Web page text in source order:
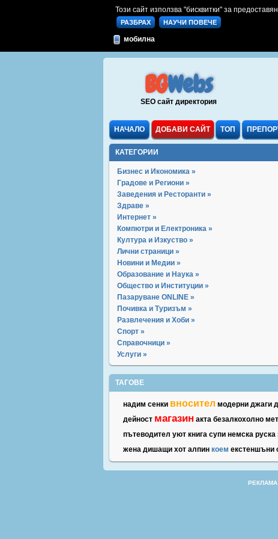
Този сайт използва "бисквитки" за
РАЗБРАХ НАУЧИ ПОВЕЧЕ
мобилна
BGWebs
SEO сайт директория
НАЧАЛО ДОБАВИ САЙТ ТОП
КАТЕГОРИИ
Бизнес и Икономика »
Градове и Региони »
Заведения и Ресторанти »
Здраве »
Интернет »
Компютри и Електроника »
Култура и Изкуство »
Лични страници »
Новини и Медии »
Образование и Наука »
Общество и Институции »
Пазаруване ONLINE »
Почивка и Туризъм »
Развлечения и Хоби »
Спорт »
Справочници »
Услуги »
ТАГОВЕ
надим сенки вносител модерни джаги
дейност магазин акта безалкохолно
пътеводител уют книга супи немска руска
жена дишащи хот алпин коем екстеншъни
РЕКЛАМА